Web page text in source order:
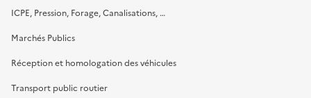
ICPE, Pression, Forage, Canalisations, …
Marchés Publics
Réception et homologation des véhicules
Transport public routier